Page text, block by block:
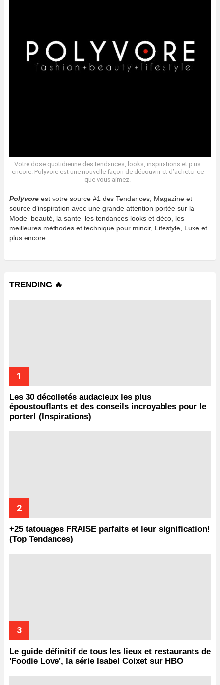
Votre dose quotidienne des tendances, looks, inspirations et plus
encore. Polyvore est une nouvelle façon de découvrir et d’acheter ce
que vous aimez.
Polyvore est votre source #1 des Tendances, Magazine et
source d’inspiration avec une grande attention portée sur la
Mode, beauté, la sante, les tendances looks et déco, les
meilleures méthodes et technique pour mincir, Lifestyle, Luxe et
plus encore.
TRENDING 🔥
Les 30 décolletés audacieux les plus
époustouflants et des conseils incroyables pour le
porter! (Inspirations)
+25 tatouages ​​FRAISE parfaits et leur signification!
(Top Tendances)
Le guide définitif de tous les lieux et restaurants de
'Foodie Love', la série Isabel Coixet sur HBO